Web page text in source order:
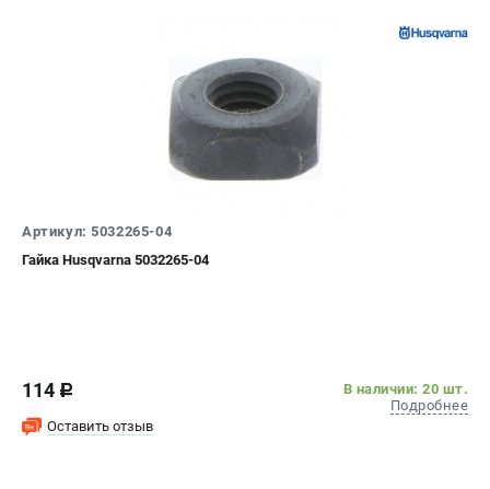
Артикул: 5032265-04
Гайка Husqvarna 5032265-04
114 c
В наличии: 20 шт.
Подробнее
Оставить отзыв